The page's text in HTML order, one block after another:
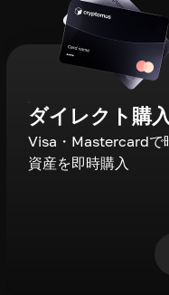
ダイレクト購
Visa・Mastercardで
資産を即時購入